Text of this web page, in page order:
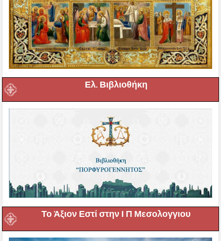
Ελ. Βιβλιοθήκη
Το Άξιον Εστί στην Ι Π Μεσολογγιου